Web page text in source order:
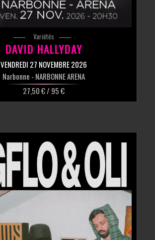
Variétés
DAVID HALLYDAY
VENDREDI 27 NOVEMBRE 2026
Narbonne - NARBONNE ARENA
27,50 € / 95 €